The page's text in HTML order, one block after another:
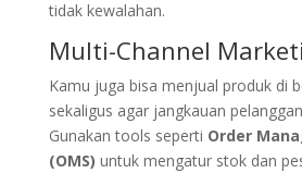
tidak kewalahan.
Multi-Channel
Kamu juga bisa menjual produk di
sekaligus agar jangkauan
Gunakan tools seperti Order
(OMS) untuk mengatur stok dan